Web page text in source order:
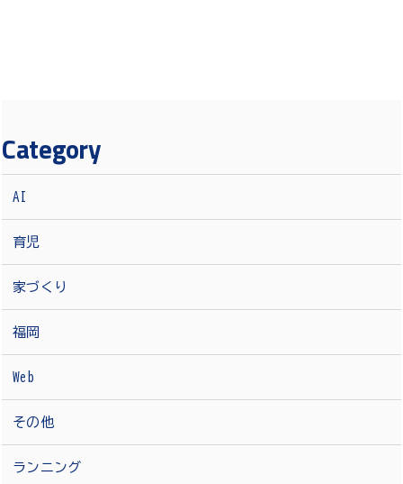
Category
AI
育児
家づくり
福岡
Web
その他
ランニング